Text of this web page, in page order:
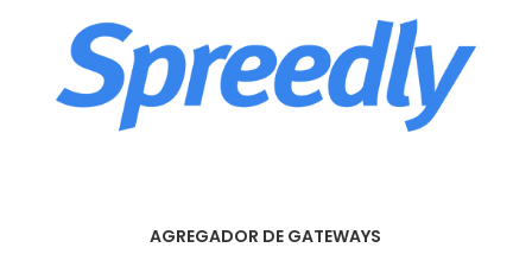
AGREGADOR DE GATEWAYS